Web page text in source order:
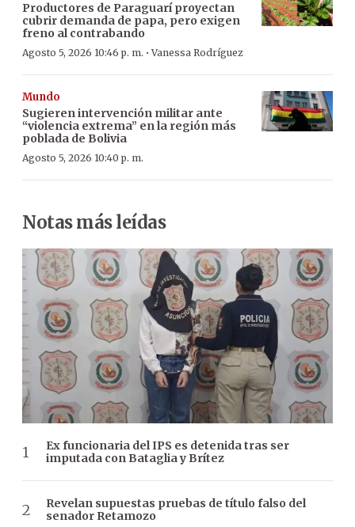
Productores de Paraguarí proyectan
cubrir demanda de papa, pero exigen
freno al contrabando
Agosto 5, 2026 10:46 p. m. ·Vanessa Rodríguez
Mundo
Sugieren intervención militar ante
“violencia extrema” en la región más
poblada de Bolivia
Agosto 5, 2026 10:40 p. m.
Notas más leídas
Ex funcionaria del IPS es detenida tras ser
imputada con Bataglia y Brítez
Revelan supuestas pruebas de título falso del
senador Retamozo